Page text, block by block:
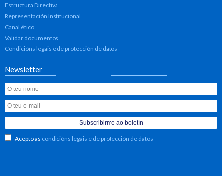
Estructura Directiva
Representación Institucional
Canal ético
Validar documentos
Condicións legais e de protección de datos
Newsletter
Acepto as condicións legais e de protección de datos